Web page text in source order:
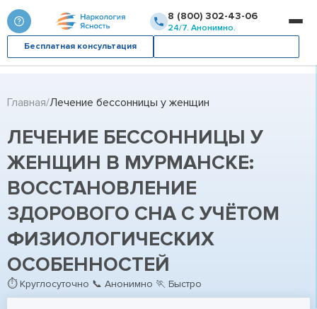
8 (800) 302-43-06
24/7. Анонимно.
Бесплатная консультация
Главная Лечение бессонницы у женщин
ЛЕЧЕНИЕ БЕССОННИЦЫ У
ЖЕНЩИН В МУРМАНСКЕ:
ВОССТАНОВЛЕНИЕ
ЗДОРОВОГО СНА С УЧЁТОМ
ФИЗИОЛОГИЧЕСКИХ
ОСОБЕННОСТЕЙ
⏱ Круглосуточно 📞 Анонимно 🏃 Быстро